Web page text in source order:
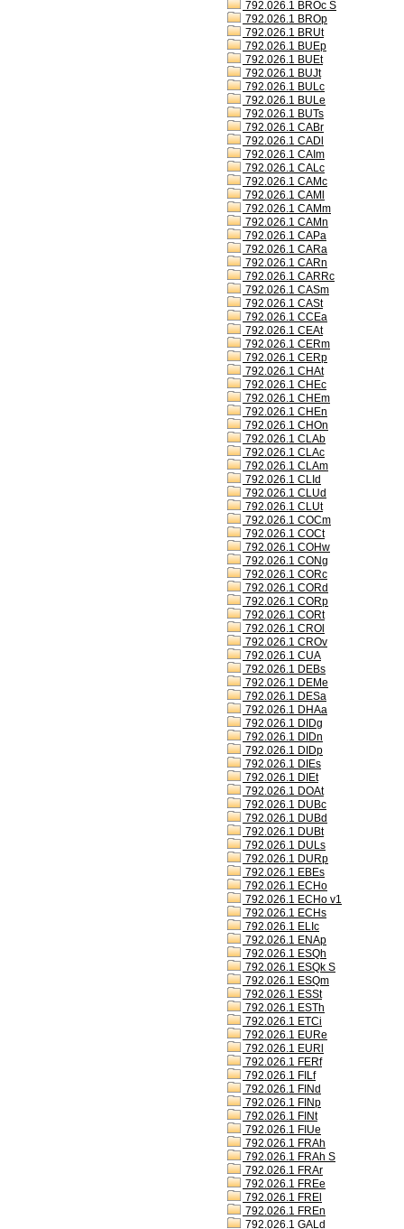
792.026.1 BROc S
792.026.1 BROp
792.026.1 BRUt
792.026.1 BUEp
792.026.1 BUEt
792.026.1 BUJt
792.026.1 BULc
792.026.1 BULe
792.026.1 BUTs
792.026.1 CABr
792.026.1 CADl
792.026.1 CAIm
792.026.1 CALc
792.026.1 CAMc
792.026.1 CAMl
792.026.1 CAMm
792.026.1 CAMn
792.026.1 CAPa
792.026.1 CARa
792.026.1 CARn
792.026.1 CARRc
792.026.1 CASm
792.026.1 CASt
792.026.1 CCEa
792.026.1 CEAt
792.026.1 CERm
792.026.1 CERp
792.026.1 CHAt
792.026.1 CHEc
792.026.1 CHEm
792.026.1 CHEn
792.026.1 CHOn
792.026.1 CLAb
792.026.1 CLAc
792.026.1 CLAm
792.026.1 CLId
792.026.1 CLUd
792.026.1 CLUt
792.026.1 COCm
792.026.1 COCt
792.026.1 COHw
792.026.1 CONg
792.026.1 CORc
792.026.1 CORd
792.026.1 CORp
792.026.1 CORt
792.026.1 CROl
792.026.1 CROv
792.026.1 CUA
792.026.1 DEBs
792.026.1 DEMe
792.026.1 DESa
792.026.1 DHAa
792.026.1 DIDg
792.026.1 DIDn
792.026.1 DIDp
792.026.1 DIEs
792.026.1 DIEt
792.026.1 DOAt
792.026.1 DUBc
792.026.1 DUBd
792.026.1 DUBt
792.026.1 DULs
792.026.1 DURp
792.026.1 EBEs
792.026.1 ECHo
792.026.1 ECHo v1
792.026.1 ECHs
792.026.1 ELIc
792.026.1 ENAp
792.026.1 ESQh
792.026.1 ESQk S
792.026.1 ESQm
792.026.1 ESSt
792.026.1 ESTh
792.026.1 ETCi
792.026.1 EURe
792.026.1 EURl
792.026.1 FERf
792.026.1 FILf
792.026.1 FINd
792.026.1 FINp
792.026.1 FINt
792.026.1 FIUe
792.026.1 FRAh
792.026.1 FRAh S
792.026.1 FRAr
792.026.1 FREe
792.026.1 FREl
792.026.1 FREn
792.026.1 GALd